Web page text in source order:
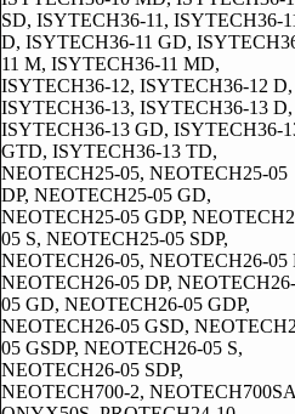
SD, ISYTECH36-11, ISYTECH36-
D, ISYTECH36-11 GD,
11 M, ISYTECH36-11 MD,
ISYTECH36-12, ISYTECH36-12 D,
ISYTECH36-13, ISYTECH36-13 D,
ISYTECH36-13 GD, ISYTECH36-
GTD, ISYTECH36-13 TD,
NEOTECH25-05, NEOTECH25-05
DP, NEOTECH25-05 GD,
NEOTECH25-05 GDP,
05 S, NEOTECH25-05 SDP,
NEOTECH26-05, NEOTECH26-05
NEOTECH26-05 DP, NEOTECH26-
05 GD, NEOTECH26-05 GDP,
NEOTECH26-05 GSD,
05 GSDP, NEOTECH26-05 S,
NEOTECH26-05 SDP,
NEOTECH700-2,